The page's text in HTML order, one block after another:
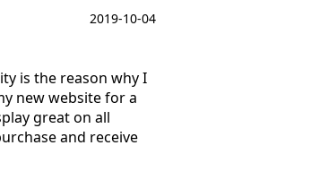
2019-10-04
is the reason why I
new website for a
great on all
and receive